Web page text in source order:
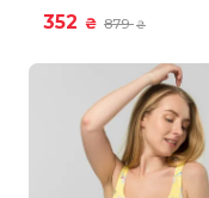
352 ₴ 879₴